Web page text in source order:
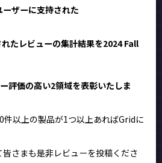
ザーに支持された
たレビューの集計結果を2024 Fall
評価の高い2領域を表彰いたしま
件以上の製品が1つ以上あればGridに
さまも是非レビューを投稿くださ